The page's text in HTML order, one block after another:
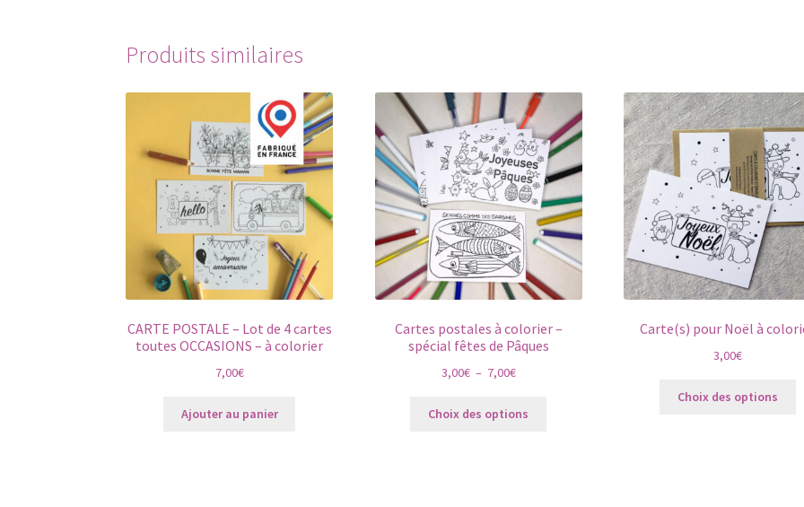
peuvent
choisies
sur
la
page
du
produit
Produits similaires
CARTE POSTALE – Lot de 4 cartes
toutes OCCASIONS – à colorier
7,00€
Ajouter au panier
Cartes postales à colorier –
spécial fêtes de Pâques
3,00€ – 7,00€Plage
prix :
Choix des options
Carte(s) pour Noël à
3,00€
Choix des options